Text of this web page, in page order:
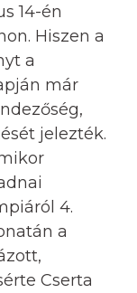
14-én
Hiszen a
a
már
jelezték.
4.
a
Cserta